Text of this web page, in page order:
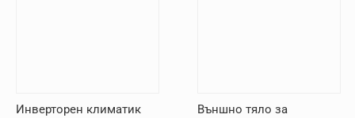
Инверторен климатик
Външно тяло за